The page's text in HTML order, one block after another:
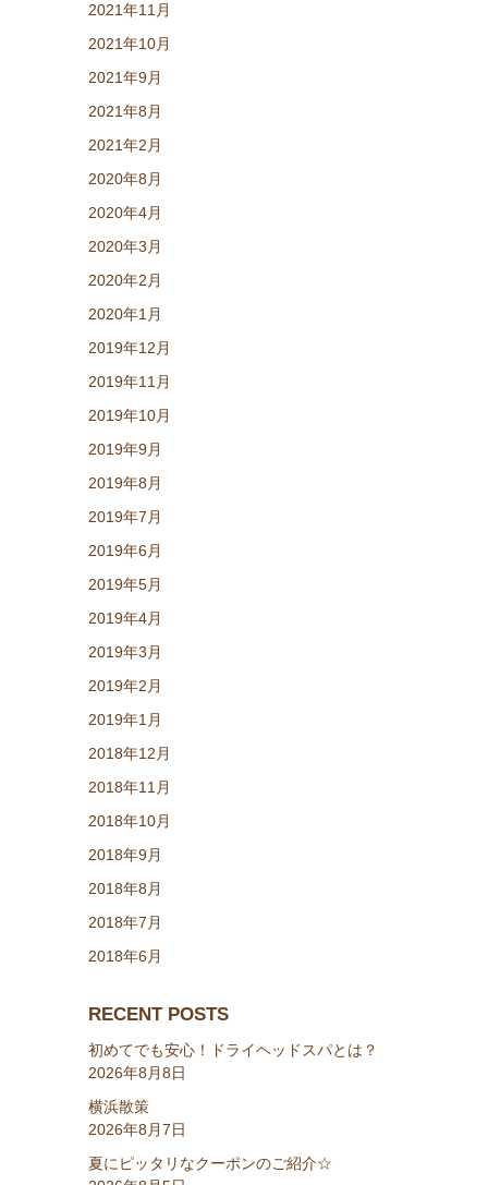
2021年11月
2021年10月
2021年9月
2021年8月
2021年2月
2020年8月
2020年4月
2020年3月
2020年2月
2020年1月
2019年12月
2019年11月
2019年10月
2019年9月
2019年8月
2019年7月
2019年6月
2019年5月
2019年4月
2019年3月
2019年2月
2019年1月
2018年12月
2018年11月
2018年10月
2018年9月
2018年8月
2018年7月
2018年6月
RECENT POSTS
初めてでも安心！ドライヘッドスパとは？
2026年8月8日
横浜散策
2026年8月7日
夏にピッタリなクーポンのご紹介☆